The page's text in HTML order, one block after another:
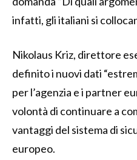
infatti, gli italiani si
Nikolaus Kriz, direttore
definito i nuovi dati
per l’agenzia e i partner
volontà di continuare a
vantaggi del sistema di
europeo.